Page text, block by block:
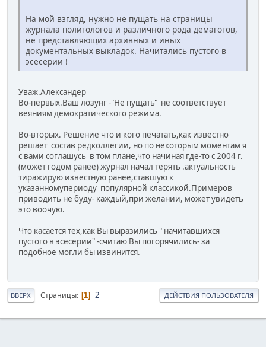
На мой взгляд, нужно не пущать на страницы
журнала политологов и различного рода демагогов,
не представляющих архивных и иных
документальных выкладок. Начитались пустого в
эсесерии !
Уваж.Александер
Во-первых.Ваш лозунг -"Не пущать" не соответствует
веяниям демократического режима.
Во-вторых. Решение что и кого печатать,как известно
решает состав редколлегии, но по некоторым моментам я
с вами соглашусь в том плане,что начиная где-то с 2004 г.
(может годом ранее) журнал начал терять .актуальность
тиражирую известную ранее,ставшую к
указанномупериоду популярной классикой.Примеров
приводить не буду- каждый,при желании, может увидеть
это воочую.
Что касается тех,как Вы выразились " начитавшихся
пустого в эсесерии" -считаю Вы погорячились- за
подобное могли бы извинится.
ВВЕРХ Страницы 1 2 ДЕЙСТВИЯ ПОЛЬЗОВАТЕЛЯ